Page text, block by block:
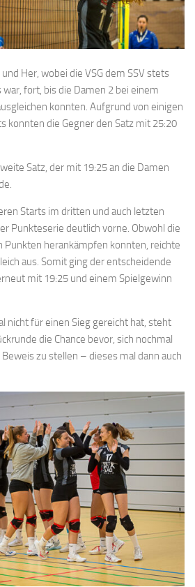
Her, wobei die VSG dem SSV stets
fort, bis die Damen 2 bei einem
konnten. Aufgrund von einigen
konnten die Gegner den Satz mit 25:20
Satz, der mit 19:25 an die Damen
Starts im dritten und auch letzten
Punkteserie deutlich vorne. Obwohl die
Punkten herankämpfen konnten, reichte
aus. Somit ging der entscheidende
mit 19:25 und einem Spielgewinn
nicht für einen Sieg gereicht hat, steht
die Chance bevor, sich nochmal
zu stellen – dieses mal dann auch